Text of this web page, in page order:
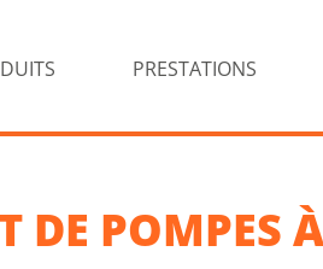
PRESTATIONS
DE POMPES